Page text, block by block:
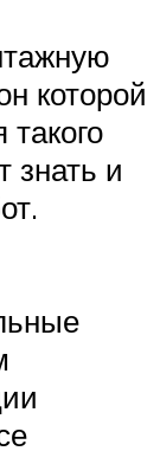
которой
знать и